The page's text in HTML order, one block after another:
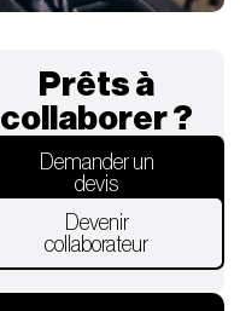
Prêts à
collaborer ?
Demander un
devis
Devenir
collaborateur